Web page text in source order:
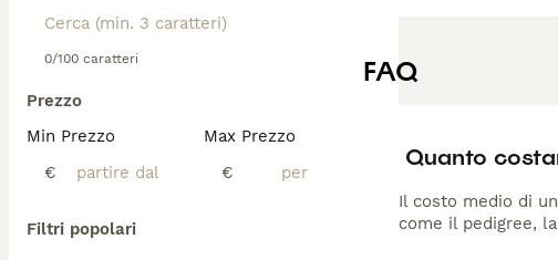
0/100 caratteri
Prezzo
Min Prezzo
€
Max Prezzo
€
Filtri popolari
FAQ
Quanto
Il costo medio di
come il pedigree,